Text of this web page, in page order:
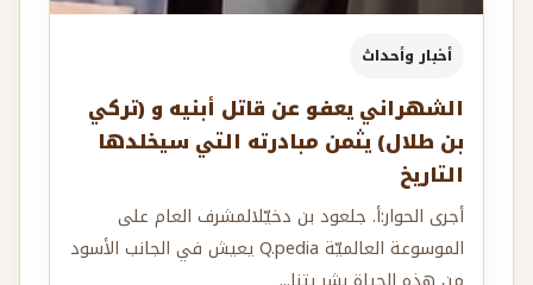
أخبار وأحداث
الشهراني يعفو عن قاتل أبنيه و (تركي
بن طلال) يثمن مبادرته التي سيخلدها
التاريخ
أجرى الحوار:أ. جلعود بن دخيّلالمشرف العام على
الموسوعة العالميّة Q.pedia يعيش في الجانب الأسود